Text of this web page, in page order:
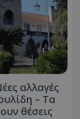
αλλαγές
– Τα
θέσεις